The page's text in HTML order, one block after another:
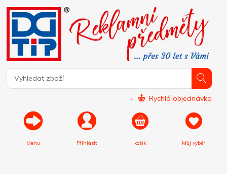
+ Rychlá objednávka
Menu Přihlásit košík Můj výběr